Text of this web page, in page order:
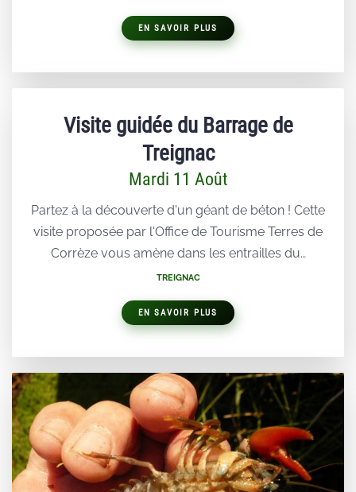
EN SAVOIR PLUS
Visite guidée du Barrage de
Treignac
Mardi 11 Août
Partez à la découverte d'un géant de béton ! Cette
visite proposée par l'Office de Tourisme Terres de
Corrèze vous amène dans les entrailles du…
TREIGNAC
EN SAVOIR PLUS